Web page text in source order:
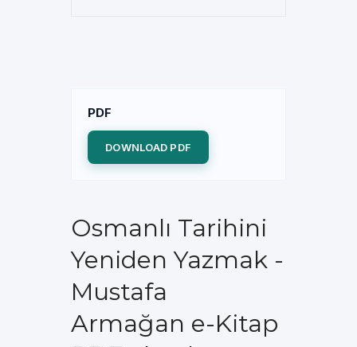
PDF
DOWNLOAD PDF
Osmanlı Tarihini
Yeniden Yazmak -
Mustafa
Armağan e-Kitap